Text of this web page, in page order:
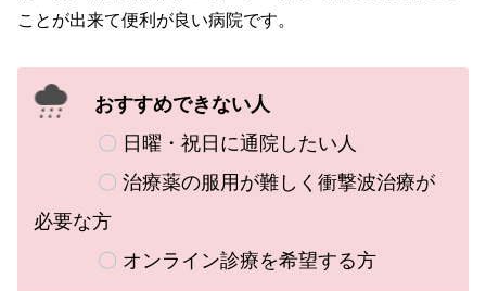
ことが出来て便利が良い病院です。
おすすめできない人
〇 日曜・祝日に通院したい人
〇 治療薬の服用が難しく衝撃波治療が
必要な方
〇 オンライン診療を希望する方